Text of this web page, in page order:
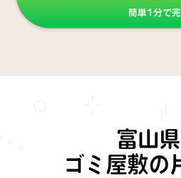
富山
ゴミ屋敷の